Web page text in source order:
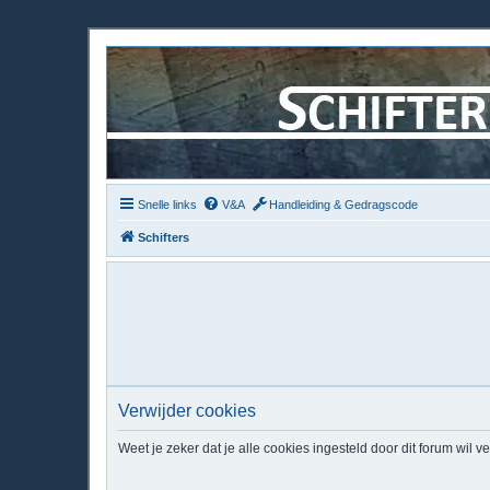
Snelle links V&A Handleiding & Gedragscode
Schifters
Verwijder cookies
Weet je zeker dat je alle cookies ingesteld door dit forum wil